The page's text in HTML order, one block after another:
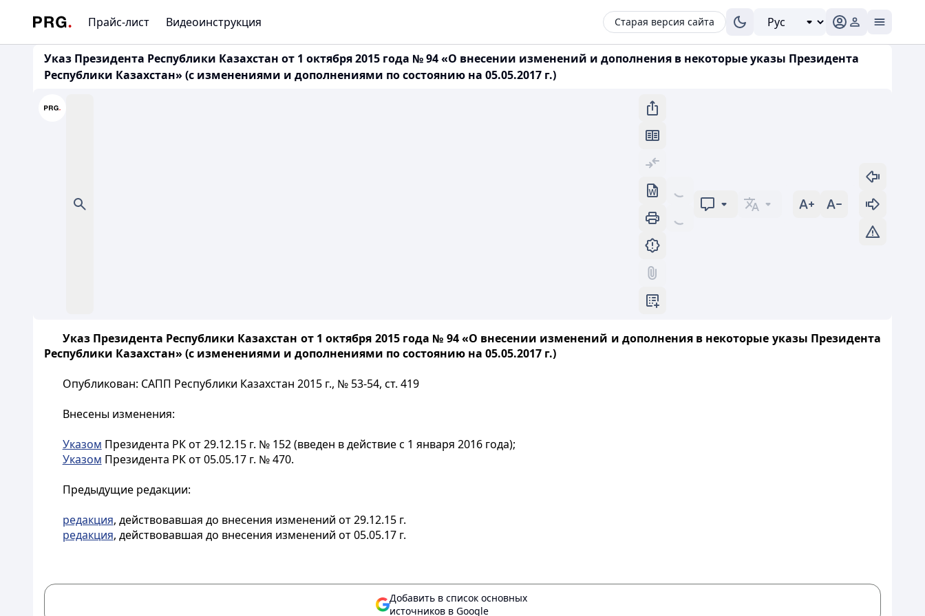
Прайс-лист Видеоинструкция Старая версия сайта
Указ Президента Республики Казахстан от 1 октября 2015 года № 94 «О внесении изменений и дополнения в некоторые указы Президента
Республики Казахстан» (с изменениями и дополнениями по состоянию на 05.05.2017 г.)
Указ Президента Республики Казахстан от 1 октября 2015 года № 94 «О внесении изменений и дополнения в некоторые указы Президента
Республики Казахстан» (с изменениями и дополнениями по состоянию на 05.05.2017 г.)
Опубликован: САПП Республики Казахстан 2015 г., № 53-54, ст. 419
Внесены изменения:
Указом Президента РК от 29.12.15 г. № 152 (введен в действие с 1 января 2016 года);
Указом Президента РК от 05.05.17 г. № 470.
Предыдущие редакции:
редакция, действовавшая до внесения изменений от 29.12.15 г.
редакция, действовавшая до внесения изменений от 05.05.17 г.
Добавить в список основных
источников в Google